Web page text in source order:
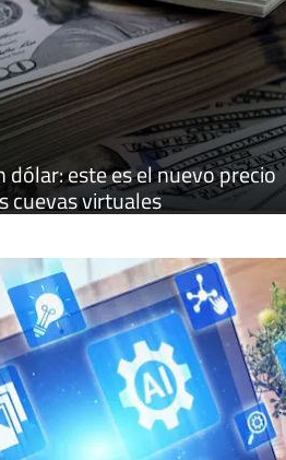
dólar: este es el nuevo precio
cuevas virtuales